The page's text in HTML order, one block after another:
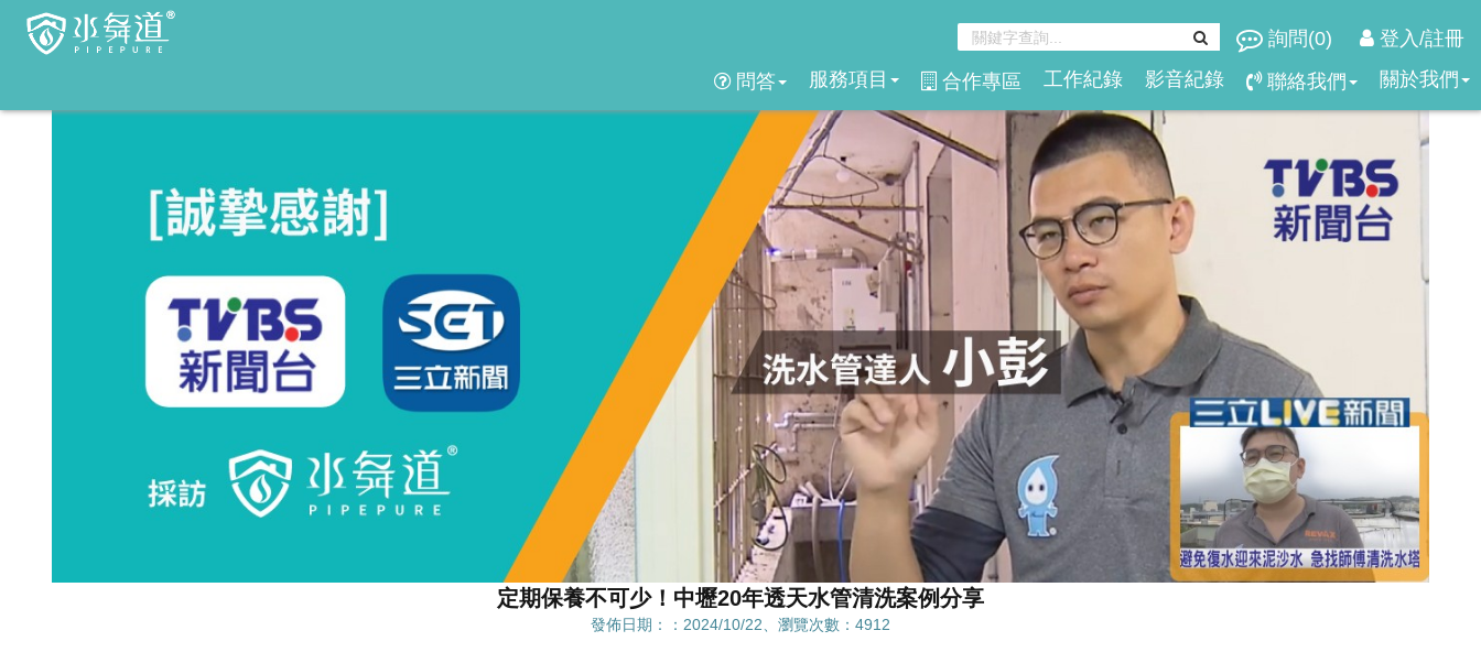
詢問(0)
登入/註冊
問答
服務項目 合作專區 工作紀錄 影音紀錄 聯絡我們 關於我們
定期保養不可少！中壢20年透天水管清洗案例分享
發佈日期：：2024/10/22、瀏覽次數：4912